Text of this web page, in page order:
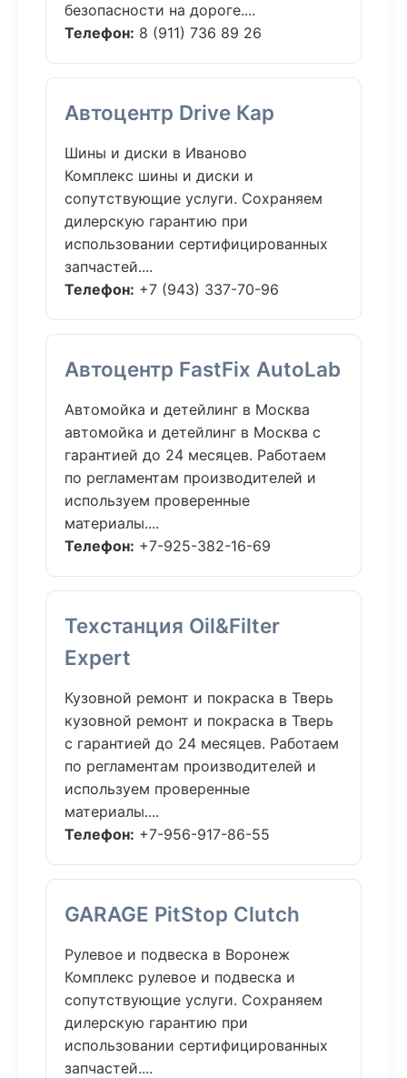
безопасности на дороге....
Телефон: 8 (911) 736 89 26
Автоцентр Drive Кар
Шины и диски в Иваново
Комплекс шины и диски и
сопутствующие услуги. Сохраняем
дилерскую гарантию при
использовании сертифицированных
запчастей....
Телефон: +7 (943) 337-70-96
Автоцентр FastFix AutoLab
Автомойка и детейлинг в Москва
автомойка и детейлинг в Москва с
гарантией до 24 месяцев. Работаем
по регламентам производителей и
используем проверенные
материалы....
Телефон: +7-925-382-16-69
Техстанция Oil&Filter
Expert
Кузовной ремонт и покраска в Тверь
кузовной ремонт и покраска в Тверь
с гарантией до 24 месяцев. Работаем
по регламентам производителей и
используем проверенные
материалы....
Телефон: +7-956-917-86-55
GARAGE PitStop Clutch
Рулевое и подвеска в Воронеж
Комплекс рулевое и подвеска и
сопутствующие услуги. Сохраняем
дилерскую гарантию при
использовании сертифицированных
запчастей....